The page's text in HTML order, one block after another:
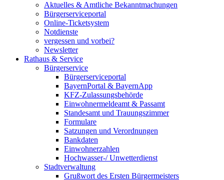
Aktuelles & Amtliche Bekanntmachungen
Bürgerserviceportal
Online-Ticketsystem
Notdienste
vergessen und vorbei?
Newsletter
Rathaus & Service
Bürgerservice
Bürgerserviceportal
BayernPortal & BayernApp
KFZ-Zulassungsbehörde
Einwohnermeldeamt & Passamt
Standesamt und Trauungszimmer
Formulare
Satzungen und Verordnungen
Bankdaten
Einwohnerzahlen
Hochwasser-/ Unwetterdienst
Stadtverwaltung
Grußwort des Ersten Bürgermeisters